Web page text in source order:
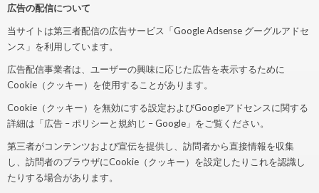
広告の配信について
当サイトは第三者配信の広告サービス「Google Adsense グーグルアドセ
ンス」を利用しています。
広告配信事業者は、ユーザーの興味に応じた広告を表示するために
Cookie（クッキー）を使用することがあります。
Cookie（クッキー）を無効にする設定およびGoogleアドセンスに関する
詳細は「広告 – ポリシーと規約じ – Google」をご覧ください。
第三者がコンテンツおよび宣伝を提供し、訪問者から直接情報を収集
し、訪問者のブラウザにCookie（クッキー）を設定したりこれを認識し
たりする場合があります。